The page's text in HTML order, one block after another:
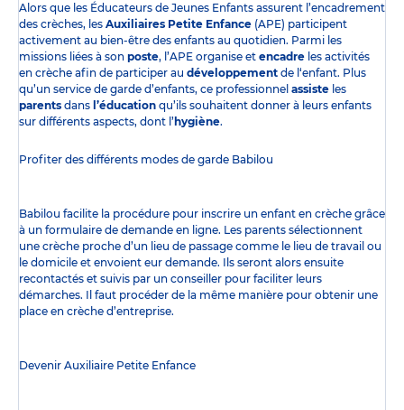
Alors que les Éducateurs de Jeunes Enfants assurent l’encadrement
des crèches, les Auxiliaires Petite Enfance (APE) participent
activement au bien-être des enfants au quotidien. Parmi les
missions liées à son poste, l’APE organise et encadre les activités
en crèche afin de participer au développement de l‘enfant. Plus
qu’un service de garde d’enfants, ce professionnel assiste les
parents dans l’éducation qu’ils souhaitent donner à leurs enfants
sur différents aspects, dont l’ hygiène.
Profiter des différents modes de garde Babilou
Babilou facilite la procédure pour inscrire un enfant en crèche grâce
à un formulaire de demande en ligne. Les parents sélectionnent
une crèche proche d’un lieu de passage comme le lieu de travail ou
le domicile et envoient eur demande. Ils seront alors ensuite
recontactés et suivis par un conseiller pour faciliter leurs
démarches. Il faut procéder de la même manière pour obtenir une
place en crèche d’entreprise.
Devenir Auxiliaire Petite Enfance